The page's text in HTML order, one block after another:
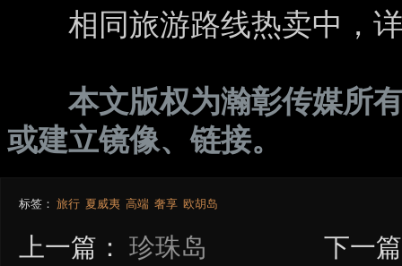
相同旅游路线热卖中，
本文版权为瀚彰传媒所
或建立镜像、链接。
标签： 旅行 夏威夷 高端 奢享 欧胡岛
上一篇： 珍珠岛 下一